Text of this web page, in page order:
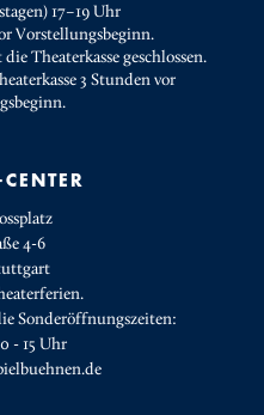
17–19 Uhr
Vorstellungsbeginn.
Theaterkasse geschlossen.
3 Stunden vor
4-6
Sonderöffnungszeiten:
- 15 Uhr